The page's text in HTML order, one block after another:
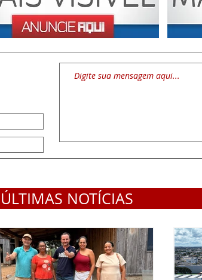
ÚLTIMAS NOTÍCIAS